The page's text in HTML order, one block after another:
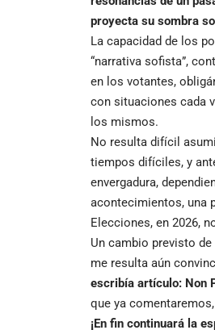
proyecta su sombra
La capacidad de los
“narrativa sofista”,
en los votantes,
con situaciones cada
los mismos.
No resulta difícil
tiempos difíciles, y
envergadura,
acontecimientos, una
Elecciones, en 2026,
Un cambio previsto
me resulta aún
escribía artículo: Non
que ya
¡En fin continuará la